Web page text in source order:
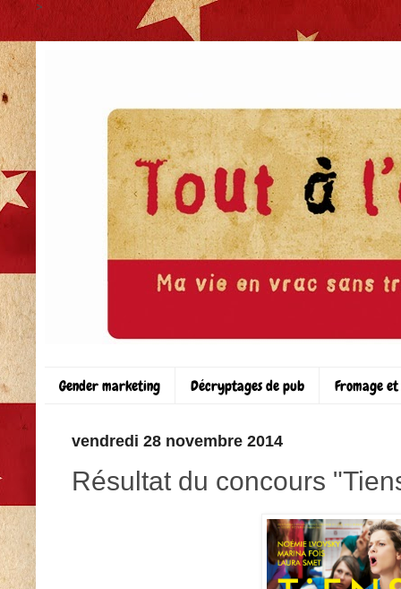
>
Gender marketing Décryptages de pub Fromage
vendredi 28 novembre 2014
Résultat du concours